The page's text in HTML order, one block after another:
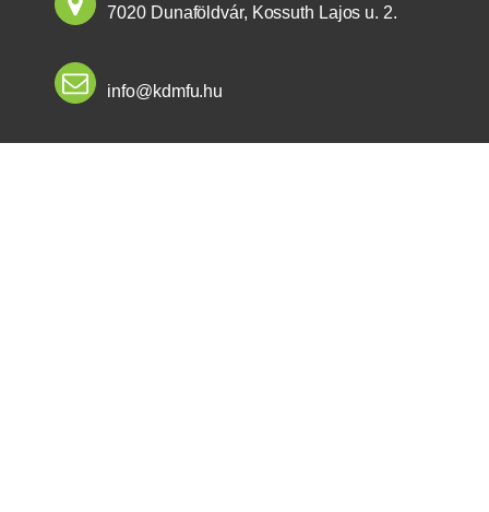
7020 Dunaföldvár, Kossuth Lajos u. 2.
info@kdmfu.hu